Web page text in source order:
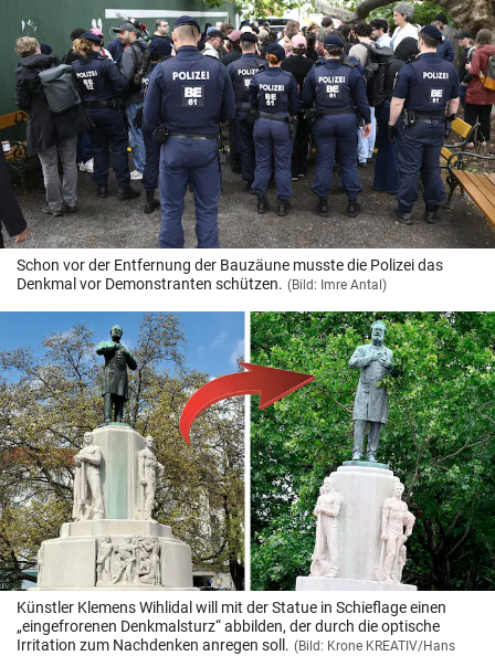
Schon vor der Entfernung der Bauzäune musste die Polizei das
Denkmal vor Demonstranten schützen. (Bild: Imre Antal)
Künstler Klemens Wihlidal will mit der Statue in Schieflage einen
„eingefrorenen Denkmalsturz“ abbilden, der durch die optische
Irritation zum Nachdenken anregen soll. (Bild: Krone KREATIV/Hans